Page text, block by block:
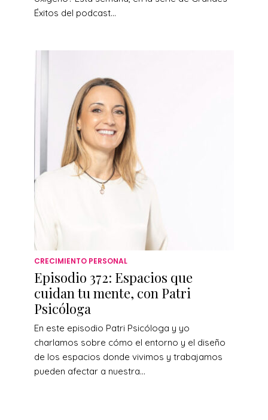
Éxitos del podcast...
CRECIMIENTO PERSONAL
Episodio 372: Espacios que
cuidan tu mente, con Patri
Psicóloga
En este episodio Patri Psicóloga y yo
charlamos sobre cómo el entorno y el diseño
de los espacios donde vivimos y trabajamos
pueden afectar a nuestra...